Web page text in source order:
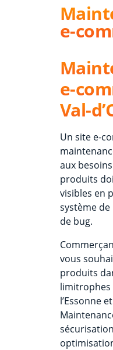
e-
e-
Val-
Un site e-
aux
produits
visibles en
système
de bug.
vous
produits
limitrophes
l’Essonne